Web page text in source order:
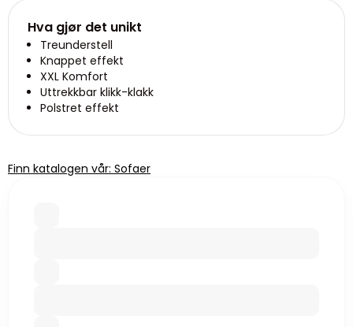
Hva gjør det unikt
Treunderstell
Knappet effekt
XXL Komfort
Uttrekkbar klikk-klakk
Polstret effekt
Finn katalogen vår: Sofaer